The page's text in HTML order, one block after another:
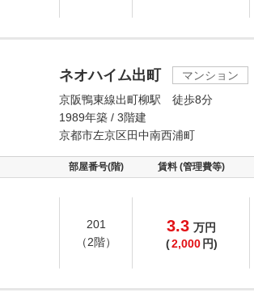
ネオハイム出町
マンション
京阪鴨東線出町柳駅 徒歩8分
1989年築 / 3階建
京都市左京区田中南西浦町
部屋番号(階) 賃料 (管理費等)
201
（2階）
3.3 万円
(2,000 円)